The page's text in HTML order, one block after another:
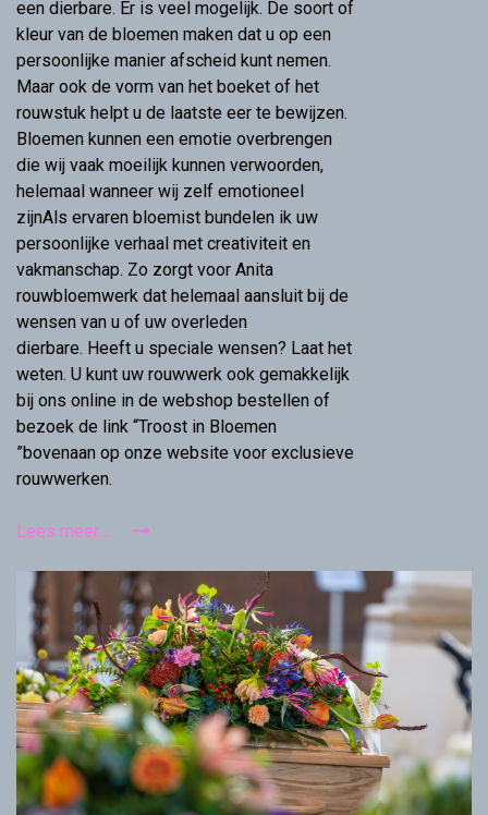
een dierbare. Er is veel mogelijk. De soort of
kleur van de bloemen maken dat u op een
persoonlijke manier afscheid kunt nemen.
Maar ook de vorm van het boeket of het
rouwstuk helpt u de laatste eer te bewijzen.
Bloemen kunnen een emotie overbrengen
die wij vaak moeilijk kunnen verwoorden,
helemaal wanneer wij zelf emotioneel
zijnAls ervaren bloemist bundelen ik uw
persoonlijke verhaal met creativiteit en
vakmanschap. Zo zorgt voor Anita
rouwbloemwerk dat helemaal aansluit bij de
wensen van u of uw overleden
dierbare. Heeft u speciale wensen? Laat het
weten. U kunt uw rouwwerk ook gemakkelijk
bij ons online in de webshop bestellen of
bezoek de link “Troost in Bloemen
”bovenaan op onze website voor exclusieve
rouwwerken.
Lees meer....